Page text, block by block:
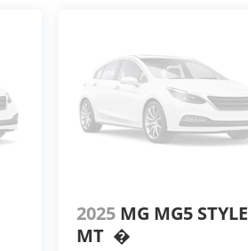
2025 MG MG5 STYLE
MT �